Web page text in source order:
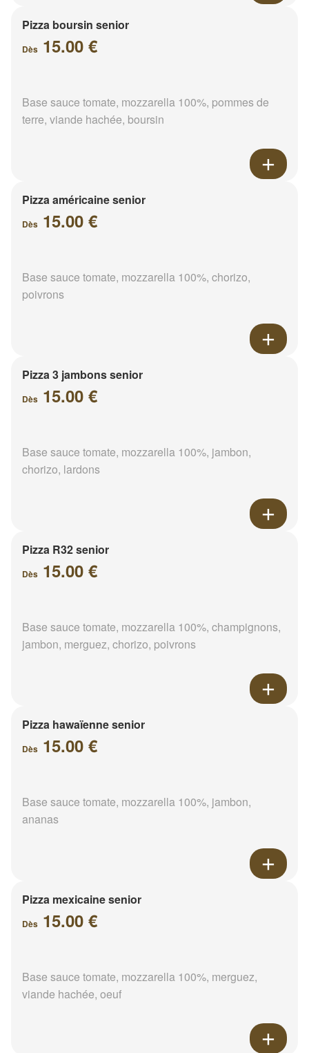
Pizza boursin senior
Dès 15.00 €
Base sauce tomate, mozzarella 100%, pommes de
terre, viande hachée, boursin
Pizza américaine senior
Dès 15.00 €
Base sauce tomate, mozzarella 100%, chorizo,
poivrons
Pizza 3 jambons senior
Dès 15.00 €
Base sauce tomate, mozzarella 100%, jambon,
chorizo, lardons
Pizza R32 senior
Dès 15.00 €
Base sauce tomate, mozzarella 100%, champignons,
jambon, merguez, chorizo, poivrons
Pizza hawaïenne senior
Dès 15.00 €
Base sauce tomate, mozzarella 100%, jambon,
ananas
Pizza mexicaine senior
Dès 15.00 €
Base sauce tomate, mozzarella 100%, merguez,
viande hachée, oeuf